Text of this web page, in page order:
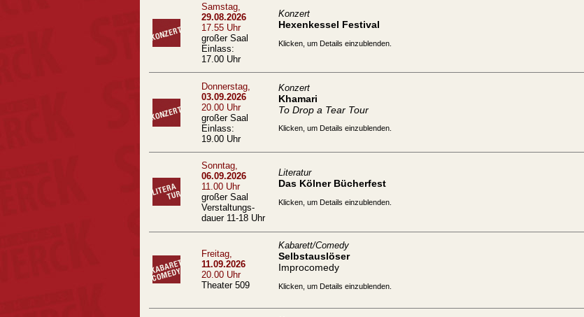
Samstag,
29.08.2026
17.55 Uhr
großer Saal
Einlass:
17.00 Uhr
Konzert
Hexenkessel Festival
Klicken, um Details einzublenden.
Donnerstag,
03.09.2026
20.00 Uhr
großer Saal
Einlass:
19.00 Uhr
Konzert
Khamari
To Drop a Tear Tour
Klicken, um Details einzublenden.
Sonntag,
06.09.2026
11.00 Uhr
großer Saal
Verstaltungs-
dauer 11-18 Uhr
Literatur
Das Kölner Bücherfest
Klicken, um Details einzublenden.
Freitag,
11.09.2026
20.00 Uhr
Theater 509
Kabarett/Comedy
Selbstauslöser
Improcomedy
Klicken, um Details einzublenden.